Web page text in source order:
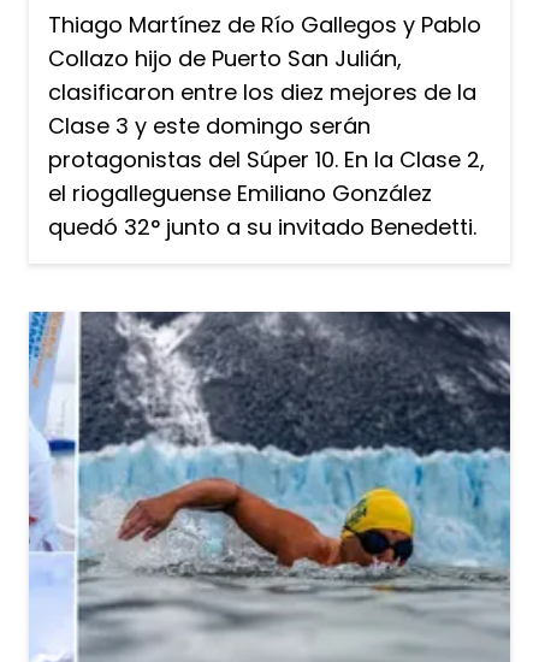
Thiago Martínez de Río Gallegos y Pablo
Collazo hijo de Puerto San Julián,
clasificaron entre los diez mejores de la
Clase 3 y este domingo serán
protagonistas del Súper 10. En la Clase 2,
el riogalleguense Emiliano González
quedó 32° junto a su invitado Benedetti.